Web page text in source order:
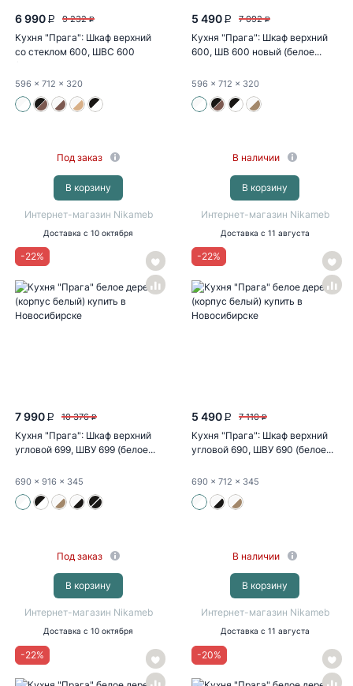
6 990 P 9 232 P
Кухня "Прага": Шкаф верхний
со стеклом 600, ШВС 600
(белое...
596 x 712 x 320
Под заказ
В корзину
Интернет-магазин Nikameb
Доставка с 10 октября
5 490 P 7 092 P
Кухня "Прага": Шкаф верхний
600, ШВ 600 новый (белое...
596 x 712 x 320
В наличии
В корзину
Интернет-магазин Nikameb
Доставка с 11 августа
-22%
7 990 P 10 376 P
Кухня "Прага": Шкаф верхний
угловой 699, ШВУ 699 (белое...
690 x 916 x 345
Под заказ
В корзину
Интернет-магазин Nikameb
Доставка с 10 октября
-22%
5 490 P 7 110 P
Кухня "Прага": Шкаф верхний
угловой 690, ШВУ 690 (белое...
690 x 712 x 345
В наличии
В корзину
Интернет-магазин Nikameb
Доставка с 11 августа
-22% -20%